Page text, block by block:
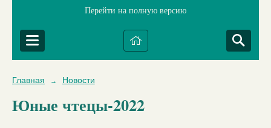
Перейти на полную версию
Главная → Новости
Юные чтецы-2022